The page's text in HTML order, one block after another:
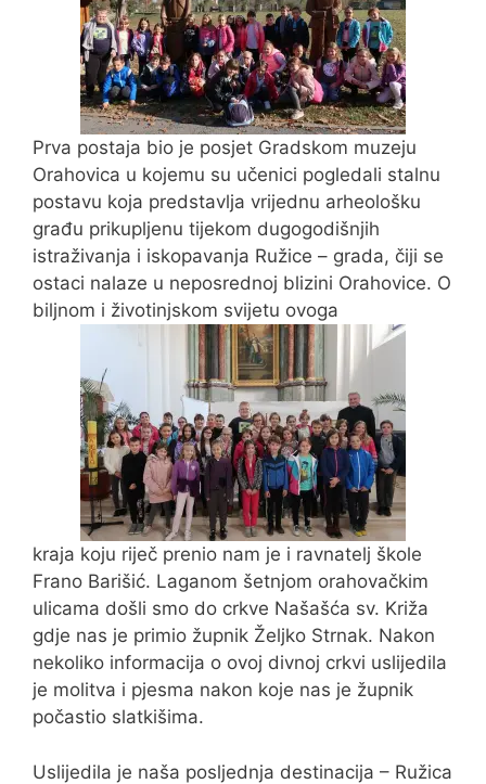
Prva postaja bio je posjet Gradskom muzeju
Orahovica u kojemu su učenici pogledali stalnu
postavu koja predstavlja vrijednu arheološku
građu prikupljenu tijekom dugogodišnjih
istraživanja i iskopavanja Ružice – grada, čiji se
ostaci nalaze u neposrednoj blizini Orahovice. O
biljnom i životinjskom svijetu ovoga
kraja koju riječ prenio nam je i ravnatelj škole
Frano Barišić. Laganom šetnjom orahovačkim
ulicama došli smo do crkve Našašća sv. Križa
gdje nas je primio župnik Željko Strnak. Nakon
nekoliko informacija o ovoj divnoj crkvi uslijedila
je molitva i pjesma nakon koje nas je župnik
počastio slatkišima.
Uslijedila je naša posljednja destinacija – Ružica